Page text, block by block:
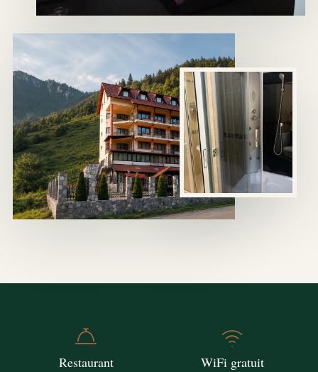
Facilități
Restaurant WiFi gratuit